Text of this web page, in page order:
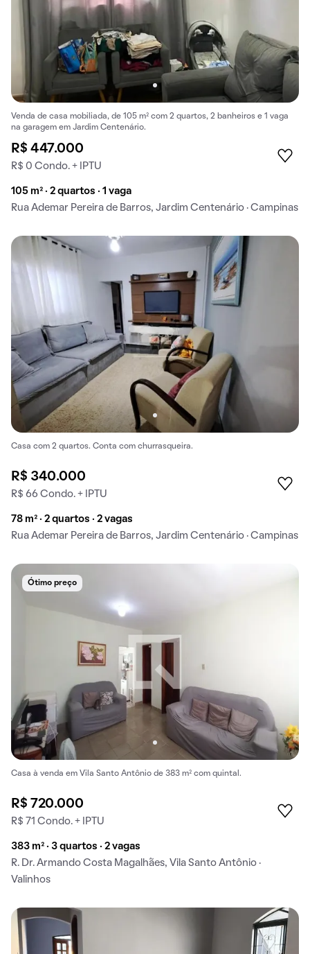
Venda de casa mobiliada, de 105 m² com 2 quartos, 2 banheiros e 1 vaga
na garagem em Jardim Centenário.
R$ 447.000
R$ 0 Condo. + IPTU
105 m² · 2 quartos · 1 vaga
Rua Ademar Pereira de Barros, Jardim Centenário · Campinas
Casa com 2 quartos. Conta com churrasqueira.
R$ 340.000
R$ 66 Condo. + IPTU
78 m² · 2 quartos · 2 vagas
Rua Ademar Pereira de Barros, Jardim Centenário · Campinas
Ótimo preço
Casa à venda em Vila Santo Antônio de 383 m² com quintal.
R$ 720.000
R$ 71 Condo. + IPTU
383 m² · 3 quartos · 2 vagas
R. Dr. Armando Costa Magalhães, Vila Santo Antônio ·
Valinhos